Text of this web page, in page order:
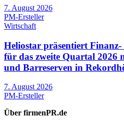
7. August 2026
PM-Ersteller
Wirtschaft
Heliostar präsentiert Finanz-
für das zweite Quartal
und Barreserven in
7. August 2026
PM-Ersteller
Über firmenPR.de